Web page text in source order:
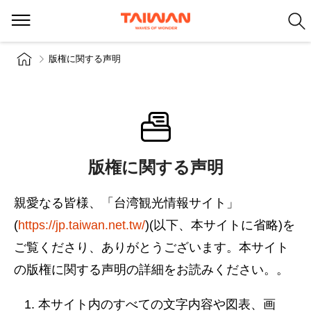
版権に関する声明
版権に関する声明
親愛なる皆様、「台湾観光情報サイト」
(https://jp.taiwan.net.tw/)(以下、本サイトに省略)を
ご覧くださり、ありがとうございます。本サイト
の版権に関する声明の詳細をお読みください。。
本サイト内のすべての文字内容や図表、画